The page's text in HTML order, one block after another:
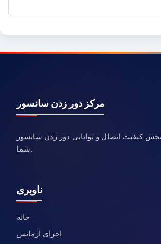
مرکز دور زدن سانسور
کیفیت اتصال و توانایی دور زدن سانسور
شما.
ناوبری
خانه
اجرای آزمایش